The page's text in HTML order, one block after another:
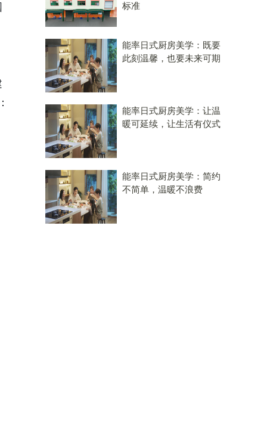
标准
能率日式厨房美学：既要
此刻温馨，也要未来可期
能率日式厨房美学：让温
暖可延续，让生活有仪式
能率日式厨房美学：简约
不简单，温暖不浪费